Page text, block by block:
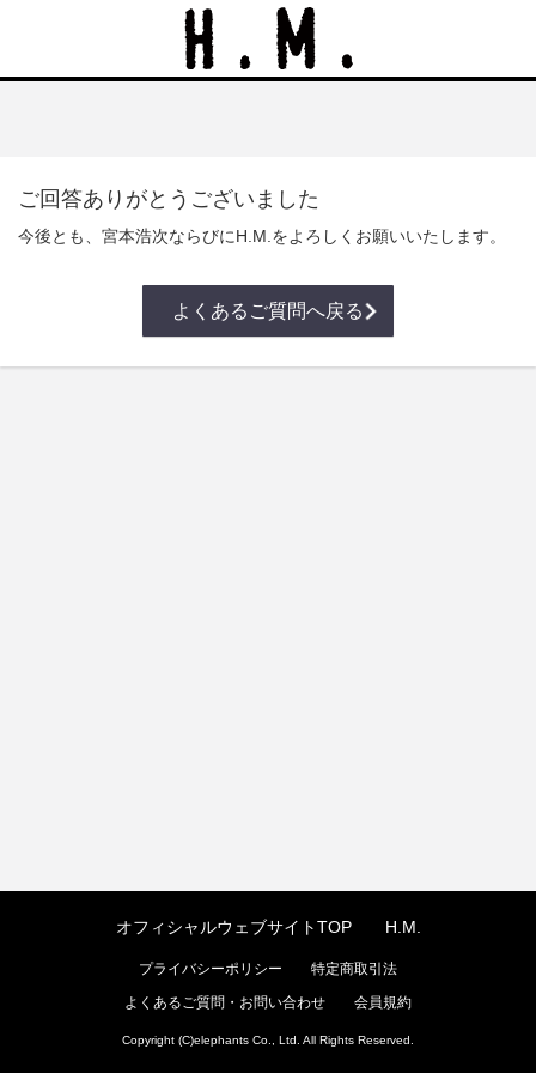
ご回答ありがとうございました
今後とも、宮本浩次ならびにH.M.をよろしくお願いいたします。
よくあるご質問へ戻る
オフィシャルウェブサイトTOP H.M.
プライバシーポリシー
特定商取引法
よくあるご質問・お問い合わせ
会員規約
Copyright (C)elephants Co., Ltd. All Rights Reserved.